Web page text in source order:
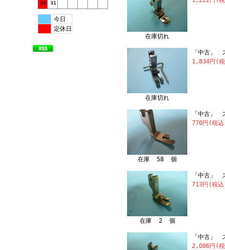
30 31
今日
定休日
在庫切れ
在庫切れ
「中古」
1,834円(
在庫 58 個
「中古」
770円(税
在庫 2 個
「中古」
713円(税
「中古」
2,006円(